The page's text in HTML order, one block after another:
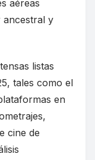
aéreas
ancestral y
listas
tales como el
en
cine de